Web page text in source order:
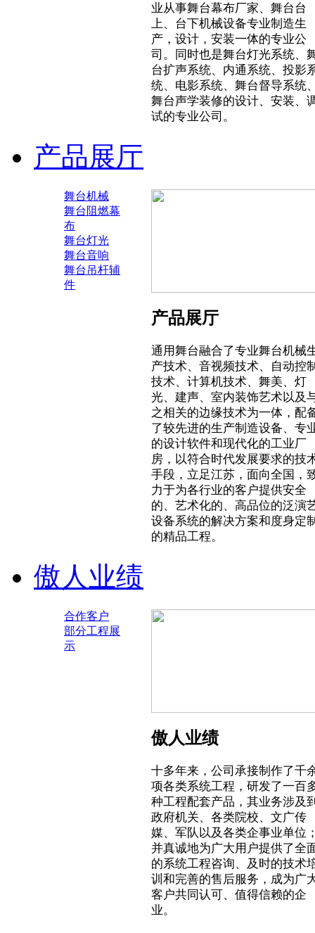
业从事舞台幕布厂家、舞台台
上、台下机械设备专业制造生
产，设计，安装一体的专业公
司。同时也是舞台灯光系统、
台扩声系统、内通系统、投影
统、电影系统、舞台督导系统
舞台声学装修的设计、安装、
试的专业公司。
产品展厅
舞台机械
舞台阻燃幕
布
舞台灯光
舞台音响
舞台吊杆辅
件
产品展厅
通用舞台融合了专业舞台机械
产技术、音视频技术、自动控
技术、计算机技术、舞美、灯
光、建声、室内装饰艺术以及
之相关的边缘技术为一体，配
了较先进的生产制造设备、专
的设计软件和现代化的工业厂
房，以符合时代发展要求的技
手段，立足江苏，面向全国，
力于为各行业的客户提供安全
的、艺术化的、高品位的泛演
设备系统的解决方案和度身定
的精品工程。
傲人业绩
合作客户
部分工程展
示
傲人业绩
十多年来，公司承接制作了千
项各类系统工程，研发了一百
种工程配套产品，其业务涉及
政府机关、各类院校、文广传
媒、军队以及各类企事业单位
并真诚地为广大用户提供了全
的系统工程咨询、及时的技术
训和完善的售后服务，成为广
客户共同认可、值得信赖的企
业。